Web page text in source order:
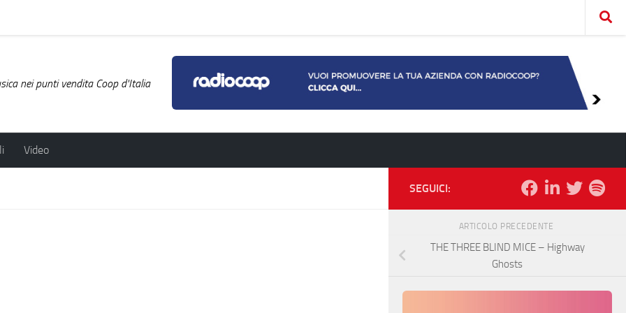
nei punti vendita Coop d'Italia
Video
SEGUICI:
ARTICOLO PRECEDENTE
THE THREE BLIND MICE – Highway
Ghosts